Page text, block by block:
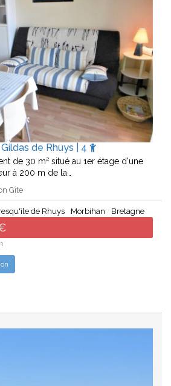
de Rhuys | 4
de 30 m² situé au 1er étage d'une
à 200 m de la…
Gîte
de Rhuys Morbihan Bretagne